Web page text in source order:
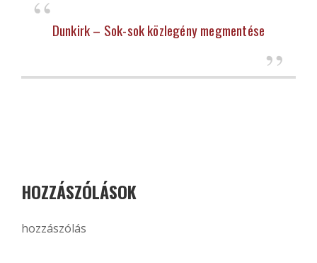
Dunkirk – Sok-sok közlegény megmentése
HOZZÁSZÓLÁSOK
hozzászólás